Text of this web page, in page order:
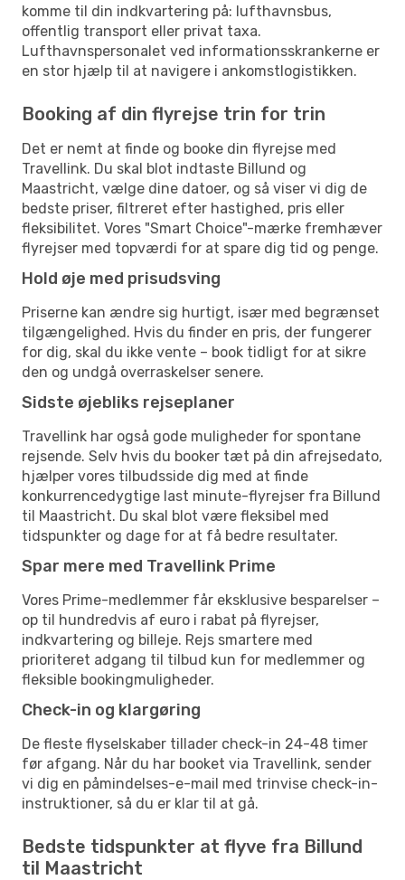
komme til din indkvartering på: lufthavnsbus,
offentlig transport eller privat taxa.
Lufthavnspersonalet ved informationsskrankerne er
en stor hjælp til at navigere i ankomstlogistikken.
Booking af din flyrejse trin for trin
Det er nemt at finde og booke din flyrejse med
Travellink. Du skal blot indtaste Billund og
Maastricht, vælge dine datoer, og så viser vi dig de
bedste priser, filtreret efter hastighed, pris eller
fleksibilitet. Vores "Smart Choice"-mærke fremhæver
flyrejser med topværdi for at spare dig tid og penge.
Hold øje med prisudsving
Priserne kan ændre sig hurtigt, især med begrænset
tilgængelighed. Hvis du finder en pris, der fungerer
for dig, skal du ikke vente – book tidligt for at sikre
den og undgå overraskelser senere.
Sidste øjebliks rejseplaner
Travellink har også gode muligheder for spontane
rejsende. Selv hvis du booker tæt på din afrejsedato,
hjælper vores tilbudsside dig med at finde
konkurrencedygtige last minute-flyrejser fra Billund
til Maastricht. Du skal blot være fleksibel med
tidspunkter og dage for at få bedre resultater.
Spar mere med Travellink Prime
Vores Prime-medlemmer får eksklusive besparelser –
op til hundredvis af euro i rabat på flyrejser,
indkvartering og billeje. Rejs smartere med
prioriteret adgang til tilbud kun for medlemmer og
fleksible bookingmuligheder.
Check-in og klargøring
De fleste flyselskaber tillader check-in 24-48 timer
før afgang. Når du har booket via Travellink, sender
vi dig en påmindelses-e-mail med trinvise check-in-
instruktioner, så du er klar til at gå.
Bedste tidspunkter at flyve fra Billund
til Maastricht